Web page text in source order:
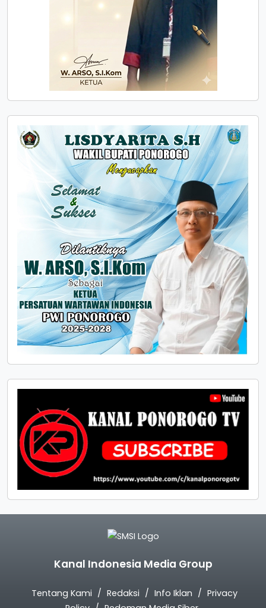
Kanal Indonesia Media Group
Tentang Kami Redaksi Info Iklan
Privacy